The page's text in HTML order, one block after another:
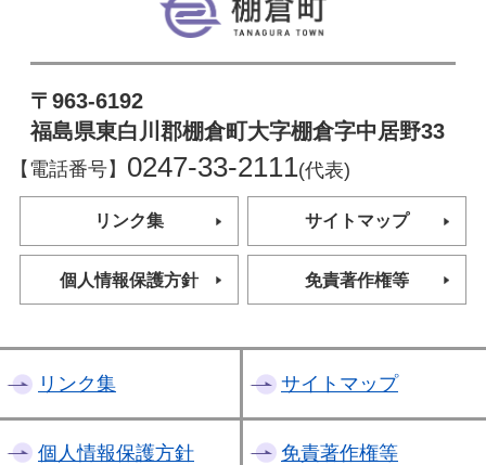
〒963-6192
福島県東白川郡棚倉町大字棚倉字中居野33
【電話番号】 0247-33-2111(代表)
リンク集 サイトマップ
個人情報保護方針 免責著作権等
リンク集 サイトマップ
個人情報保護方針 免責著作権等